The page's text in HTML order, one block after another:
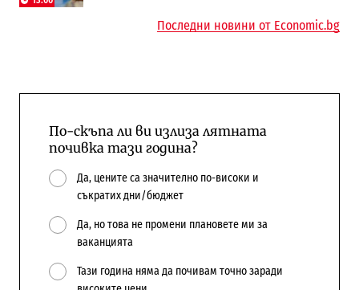
Последни новини от Economic.bg
По-скъпа ли ви излиза лятната
почивка тази година?
Да, цените са значително по-високи и
съкратих дни/бюджет
Да, но това не промени плановете ми за
ваканцията
Тази година няма да почивам точно заради